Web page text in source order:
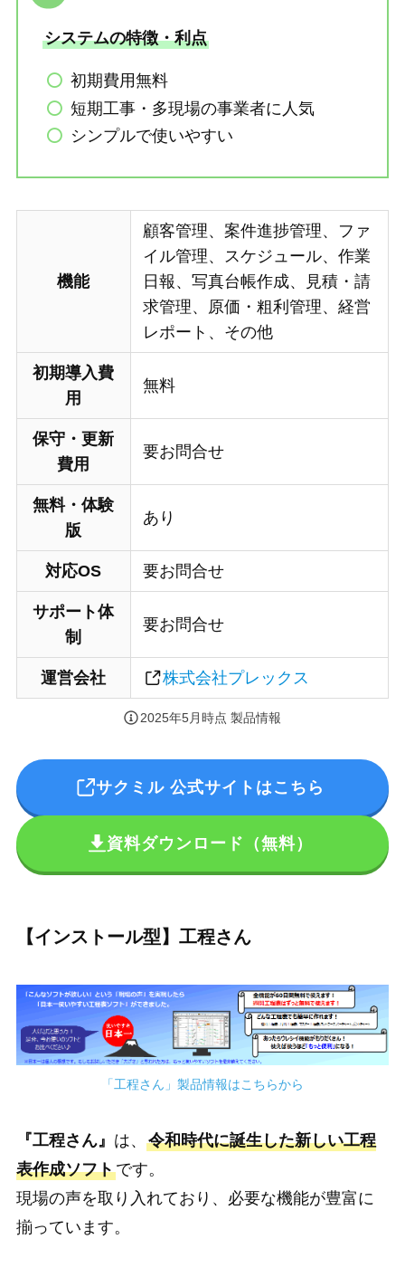
システムの特徴・利点
初期費用無料
短期工事・多現場の事業者に人気
シンプルで使いやすい
機能
顧客管理、案件進捗管理、ファ
イル管理、スケジュール、作業
日報、写真台帳作成、見積・請
求管理、原価・粗利管理、経営
レポート、その他
初期導入費
用
無料
保守・更新
費用
要お問合せ
無料・体験
版
あり
対応OS 要お問合せ
サポート体
制
要お問合せ
運営会社 株式会社プレックス
2025年5月時点 製品情報
サクミル 公式サイトはこちら
資料ダウンロード（無料）
【インストール型】工程さん
「工程さん」製品情報はこちらから
『工程さん』 は、 令和時代に誕生した新しい工程
表作成ソフトです。
現場の声を取り入れており、必要な機能が豊富に
揃っています。